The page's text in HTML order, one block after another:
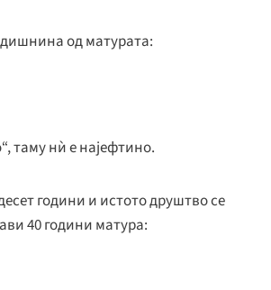
од матурата:
таму нѝ е најефтино.
години и истото друштво се
40 години матура: